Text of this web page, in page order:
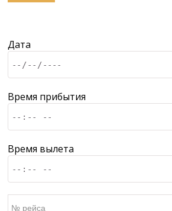
Дата
Время прибытия
Время вылета